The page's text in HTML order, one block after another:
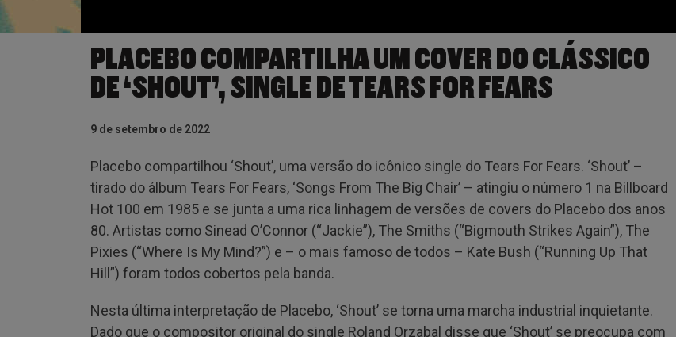
PLACEBO COMPARTILHA UM COVER DO CLÁSSICO
DE ‘SHOUT’, SINGLE DE TEARS FOR FEARS
9 de setembro de 2022
Placebo compartilhou ‘Shout’, uma versão do icônico single do Tears For Fears. ‘Shout’ –
tirado do álbum Tears For Fears, ‘Songs From The Big Chair’ – atingiu o número 1 na Billboard
Hot 100 em 1985 e se junta a uma rica linhagem de versões de covers do Placebo dos anos
80. Artistas como Sinead O’Connor (“Jackie”), The Smiths (“Bigmouth Strikes Again”), The
Pixies (“Where Is My Mind?”) e – o mais famoso de todos – Kate Bush (“Running Up That
Hill”) foram todos cobertos pela banda.
Nesta última interpretação de Placebo, ‘Shout’ se torna uma marcha industrial inquietante.
Dado que o compositor original do single Roland Orzabal disse que ‘Shout’ se preocupa com